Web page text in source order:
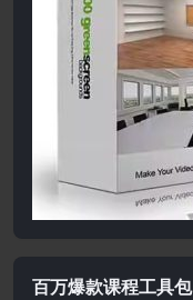
百万爆款课程工具包